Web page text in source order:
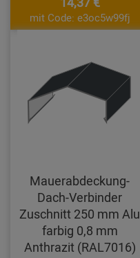
mit Code: e3oc5w99fj
Mauerabdeckung-
Dach-Verbinder
Zuschnitt 250 mm Alu
farbig 0,8 mm
Anthrazit (RAL7016)